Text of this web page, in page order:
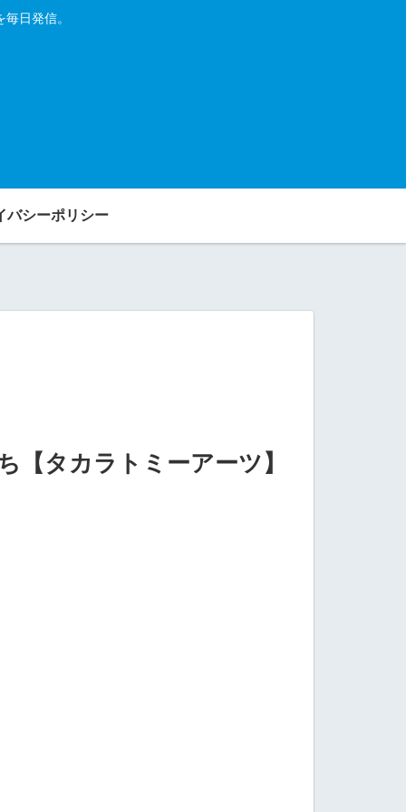
日発信。
バシーポリシー
【タカラトミーアーツ】